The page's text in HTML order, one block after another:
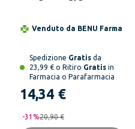
Venduto da BENU Farma
Spedizione Gratis da
23,99 € o Ritiro Gratis in
Farmacia o Parafarmacia
14,34 €
-31 %20,90 €